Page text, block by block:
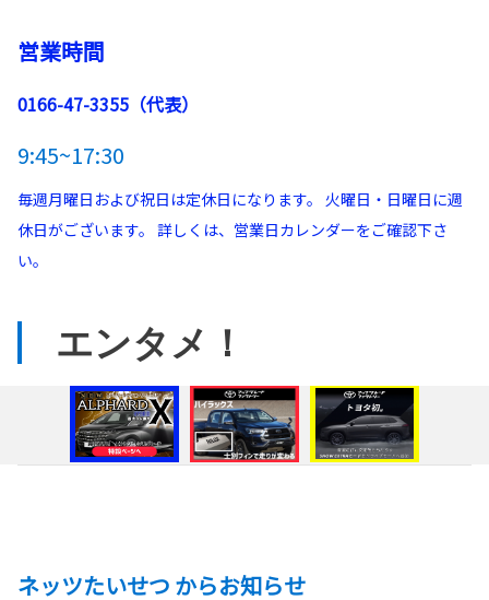
営業時間
0166-47-3355（代表）
9:45~17:30
毎週月曜日および祝日は定休日になります。 火曜日・日曜日に週
休日がございます。 詳しくは、営業日カレンダーをご確認下さ
い。
エンタメ！
ネッツたいせつ からお知らせ